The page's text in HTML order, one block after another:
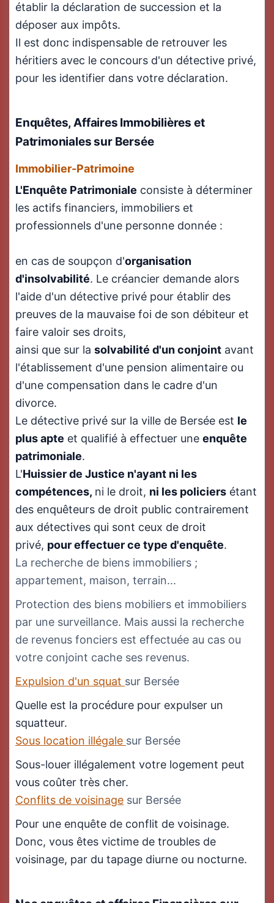
établir la déclaration de succession et la
déposer aux impôts.
Il est donc indispensable de retrouver les
héritiers avec le concours d'un détective privé,
pour les identifier dans votre déclaration.
Enquêtes, Affaires Immobilières et
Patrimoniales sur Bersée
Immobilier-Patrimoine
L'Enquête Patrimoniale consiste à déterminer
les actifs financiers, immobiliers et
professionnels d'une personne donnée :
en cas de soupçon d'organisation
d'insolvabilité. Le créancier demande alors
l'aide d'un détective privé pour établir des
preuves de la mauvaise foi de son débiteur et
faire valoir ses droits,
ainsi que sur la solvabilité d'un conjoint avant
l'établissement d'une pension alimentaire ou
d'une compensation dans le cadre d'un
divorce.
Le détective privé sur la ville de Bersée est le
plus apte et qualifié à effectuer une enquête
patrimoniale.
L'Huissier de Justice n'ayant ni les
compétences, ni le droit, ni les policiers étant
des enquêteurs de droit public contrairement
aux détectives qui sont ceux de droit
privé, pour effectuer ce type d'enquête.
La recherche de biens immobiliers ;
appartement, maison, terrain...
Protection des biens mobiliers et immobiliers
par une surveillance. Mais aussi la recherche
de revenus fonciers est effectuée au cas ou
votre conjoint cache ses revenus.
Expulsion d'un squat sur Bersée
Quelle est la procédure pour expulser un
squatteur.
Sous location illégale sur Bersée
Sous-louer illégalement votre logement peut
vous coûter très cher.
Conflits de voisinage sur Bersée
Pour une enquête de conflit de voisinage.
Donc, vous êtes victime de troubles de
voisinage, par du tapage diurne ou nocturne.